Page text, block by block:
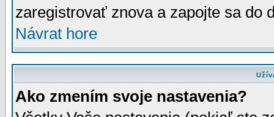
zaregistrovať znova a zapojte sa do
Návrat hore
Ako zmením svoje nastavenia?